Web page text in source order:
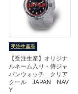
受注生産品
【受注生産】オリジナ
ルネーム入り・侍ジャ
パンウォッチ クリア
クール JAPAN NAV
Y